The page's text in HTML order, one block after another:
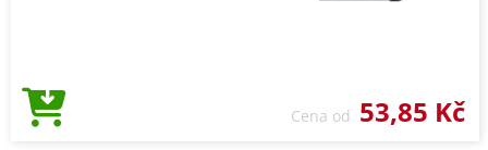
Cena od 53,85 Kč